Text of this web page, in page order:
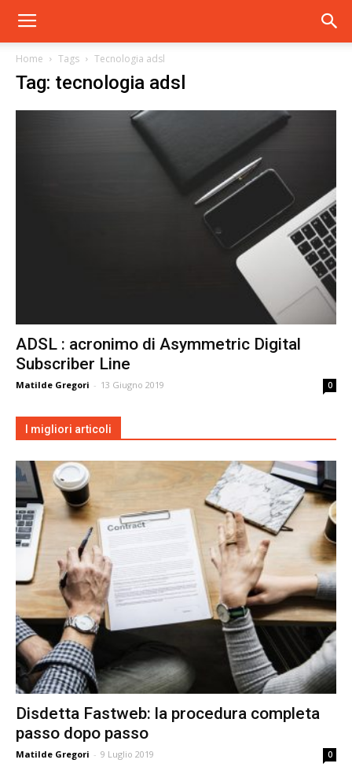
Home Tags Tecnologia adsl
Tag: tecnologia adsl
ADSL : acronimo di Asymmetric Digital
Subscriber Line
Matilde Gregori - 13 Giugno 2019 0
I migliori articoli
Disdetta Fastweb: la procedura completa
passo dopo passo
Matilde Gregori - 9 Luglio 2019 0